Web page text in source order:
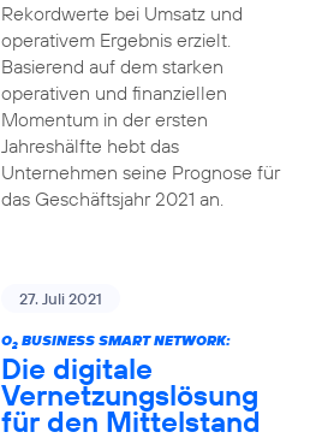
Rekordwerte bei Umsatz und
operativem Ergebnis erzielt.
Basierend auf dem starken
operativen und finanziellen
Momentum in der ersten
Jahreshälfte hebt das
Unternehmen seine Prognose für
das Geschäftsjahr 2021 an.
27. Juli 2021
O2BUSINESS SMART NETWORK:
Die digitale
Vernetzungslösung
für den Mittelstand